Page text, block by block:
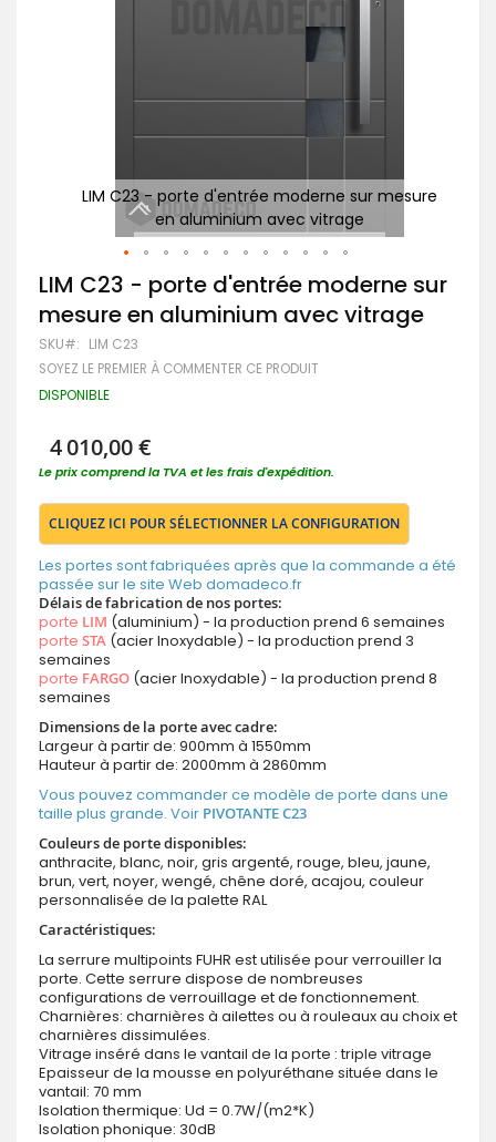
LIM C23 - porte d'entrée moderne sur mesure
en aluminium avec vitrage
Passer
au
début
de
la
Galerie
d’images
LIM C23 - porte d'entrée moderne sur
mesure en aluminium avec vitrage
SKU LIM C23
SOYEZ LE PREMIER À COMMENTER CE PRODUIT
DISPONIBLE
4 010,00 €
Le prix comprend la TVA et les frais d'expédition.
CLIQUEZ ICI POUR SÉLECTIONNER LA CONFIGURATION
Les portes sont fabriquées après que la commande a été
passée sur le site Web domadeco.fr
Délais de fabrication de nos portes:
porte LIM (aluminium) - la production prend 6 semaines
porte STA (acier Inoxydable) - la production prend 3
semaines
porte FARGO (acier Inoxydable) - la production prend 8
semaines
Dimensions de la porte avec cadre:
Largeur à partir de: 900mm à 1550mm
Hauteur à partir de: 2000mm à 2860mm
Vous pouvez commander ce modèle de porte dans une
taille plus grande. Voir PIVOTANTE C23
Couleurs de porte disponibles:
anthracite, blanc, noir, gris argenté, rouge, bleu, jaune,
brun, vert, noyer, wengé, chêne doré, acajou, couleur
personnalisée de la palette RAL
Caractéristiques:
La serrure multipoints FUHR est utilisée pour verrouiller la
porte. Cette serrure dispose de nombreuses
configurations de verrouillage et de fonctionnement.
Charnières: charnières à ailettes ou à rouleaux au choix et
charnières dissimulées.
Vitrage inséré dans le vantail de la porte : triple vitrage
Epaisseur de la mousse en polyuréthane située dans le
vantail: 70 mm
Isolation thermique: Ud = 0.7W/(m2*K)
Isolation phonique: 30dB